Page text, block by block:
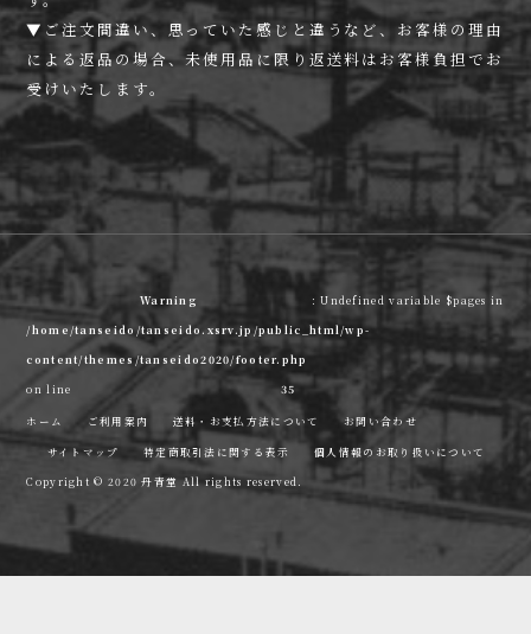
▼ご注文間違い、思っていた感じと違うなど、お客様の理由
による返品の場合、未使用品に限り返送料はお客様負担でお
受けいたします。
Warning : Undefined variable $pages in
/home/tanseido/tanseido.xsrv.jp/public_html/wp-
content/themes/tanseido2020/footer.php
on line 35
ホーム ご利用案内 送料・お支払方法について お問い合わせ
サイトマップ 特定商取引法に関する表示 個人情報のお取り扱いについて
Copyright © 2020 丹青堂 All rights reserved.